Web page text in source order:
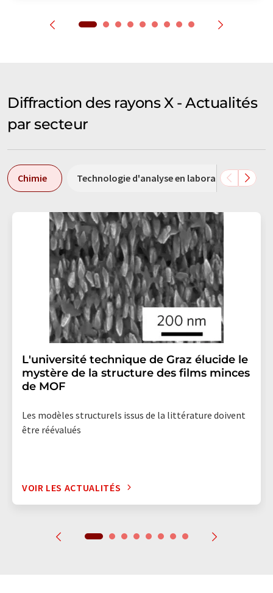
Diffraction des rayons X - Actualités
par secteur
Chimie Technologie d'analyse en laboratoire /
L'université technique de Graz élucide le
mystère de la structure des films minces
de MOF
Les modèles structurels issus de la littérature doivent
être réévalués
VOIR LES ACTUALITÉS